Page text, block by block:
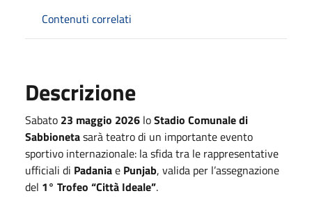
Contenuti correlati
Descrizione
Sabato 23 maggio 2026 loStadio Comunale di
Sabbionetasarà teatro di un importante evento
sportivo internazionale: la sfida tra le rappresentative
ufficiali di Padaniae Punjab, valida per l’assegnazione
del 1° Trofeo “Città Ideale”.